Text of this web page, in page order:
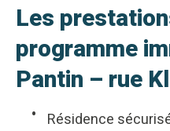
Les
programme
Pantin – rue
Résidence